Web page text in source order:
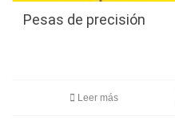
Pesas de precisión
Leer más